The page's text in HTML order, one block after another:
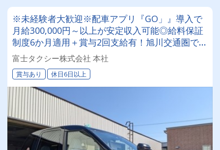
※未経験者大歓迎※配車アプリ『GO」』導入で
月給300,000円～以上が安定収入可能◎給料保証
制度6か月適用＋賞与2回支給有！旭川交通圏でタ
クシードライバーに挑戦してみませんか？
富士タクシー株式会社 本社
賞与あり 休日6日以上